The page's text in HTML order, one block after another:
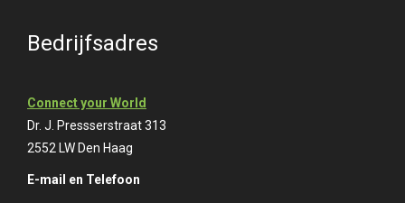
Bedrijfsadres
Connect your World
Dr. J. Pressserstraat 313
2552 LW Den Haag
E-mail en Telefoon